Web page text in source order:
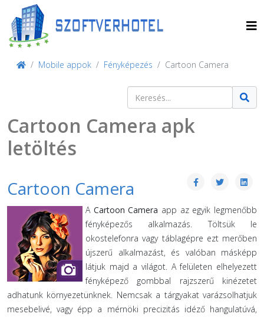
Mobile appok Fényképezés Cartoon Camera
Keresés
Cartoon Camera apk
letöltés
Cartoon Camera
A Cartoon Camera app az egyik legmenőbb
fényképezős alkalmazás. Töltsük le
okostelefonra vagy táblagépre ezt merőben
újszerű alkalmazást, és valóban másképp
látjuk majd a világot. A felületen elhelyezett
fényképező gombbal rajzszerű kinézetet
adhatunk környezetünknek. Nemcsak a tárgyakat varázsolhatjuk
mesebelivé, vagy épp a mérnöki precizitás idéző hangulatúvá,